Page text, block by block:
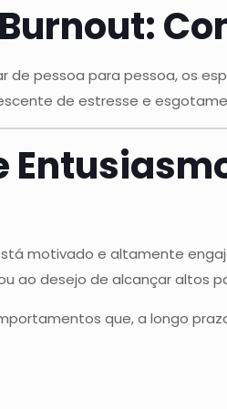
de pessoa para pessoa, os
de estresse e
motivado e altamente
ao desejo de alcançar altos
que, a longo